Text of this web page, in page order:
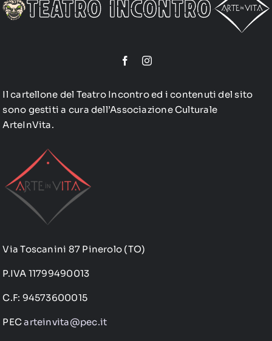
Il cartellone del Teatro Incontro ed i contenuti del sito
sono gestiti a cura dell’Associazione Culturale
ArteInVita.
Via Toscanini 87 Pinerolo (TO)
P.IVA 11799490013
C.F: 94573600015
PECarteinvita@pec.it